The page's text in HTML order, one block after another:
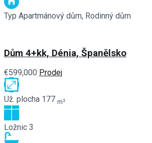
Typ Apartmánový dům, Rodinný dům
Dům 4+kk, Dénia, Španělsko
€599,000 Prodej
Už. plocha 177 m²
Ložnic 3